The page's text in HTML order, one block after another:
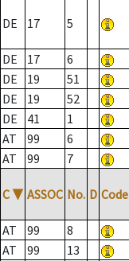
DE 17 5
DE 17 6
DE
19 51
DE
19 52
DE
41 1
AT
99 6
AT
99 7
C ▼ ASSOC No. D Code
AT 99 8
AT
99 13